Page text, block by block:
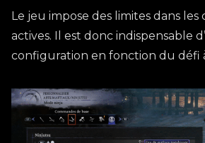
Le jeu impose des limites dans
actives. Il est donc indispensable
configuration en fonction du défi